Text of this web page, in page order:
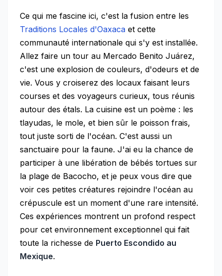
Ce qui me fascine ici, c'est la fusion entre les
Traditions Locales d'Oaxaca et cette
communauté internationale qui s'y est installée.
Allez faire un tour au Mercado Benito Juárez,
c'est une explosion de couleurs, d'odeurs et de
vie. Vous y croiserez des locaux faisant leurs
courses et des voyageurs curieux, tous réunis
autour des étals. La cuisine est un poème : les
tlayudas, le mole, et bien sûr le poisson frais,
tout juste sorti de l'océan. C'est aussi un
sanctuaire pour la faune. J'ai eu la chance de
participer à une libération de bébés tortues sur
la plage de Bacocho, et je peux vous dire que
voir ces petites créatures rejoindre l'océan au
crépuscule est un moment d'une rare intensité.
Ces expériences montrent un profond respect
pour cet environnement exceptionnel qui fait
toute la richesse de Puerto Escondido au
Mexique.